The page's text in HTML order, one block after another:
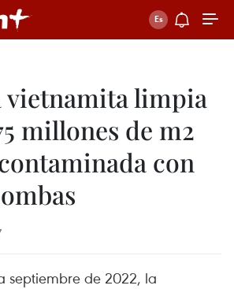
vietnamita limpia
millones de m2
con
septiembre de 2022, la